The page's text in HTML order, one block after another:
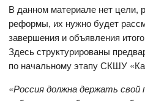
В данном материале нет цели,
реформы, их нужно будет
завершения и объявления
Здесь структурированы
по начальному этапу СКШУ
«Россия должна держать